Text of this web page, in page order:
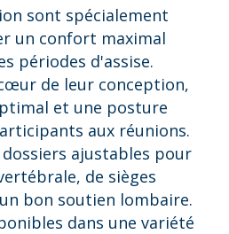
sont spécialement
un confort maximal
périodes d'assise.
de leur conception,
et une posture
aux réunions.
ajustables pour
de sièges
bon soutien lombaire.
dans une variété